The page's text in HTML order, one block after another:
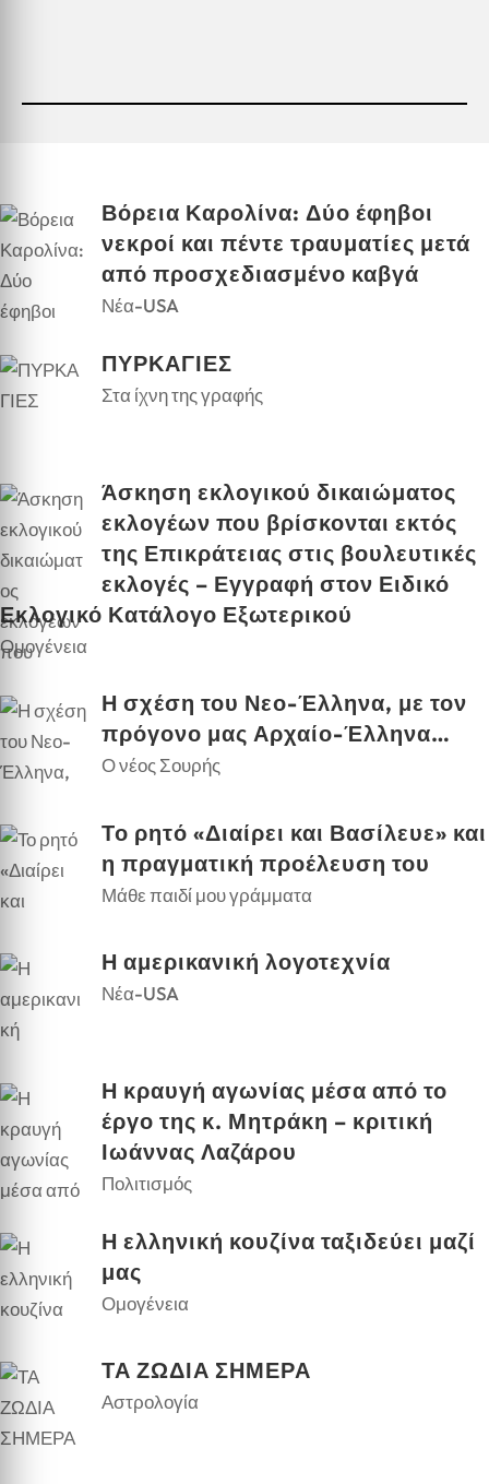
Βόρεια Καρολίνα: Δύο έφηβοι
νεκροί και πέντε τραυματίες μετά
από προσχεδιασμένο καβγά
Νέα-USA
ΠΥΡΚΑΓΙΕΣ
Στα ίχνη της γραφής
Άσκηση εκλογικού δικαιώματος
εκλογέων που βρίσκονται εκτός
της Επικράτειας στις βουλευτικές
εκλογές – Εγγραφή στον Ειδικό
Εκλογικό Κατάλογο Εξωτερικού
Ομογένεια
Η σχέση του Νεο-Έλληνα, με τον
πρόγονο μας Αρχαίο-Έλληνα…
Ο νέος Σουρής
Το ρητό «Διαίρει και Βασίλευε» και
η πραγματική προέλευση του
Μάθε παιδί μου γράμματα
Η αμερικανική λογοτεχνία
Νέα-USA
Η κραυγή αγωνίας μέσα από το
έργο της κ. Μητράκη – κριτική
Ιωάννας Λαζάρου
Πολιτισμός
Η ελληνική κουζίνα ταξιδεύει μαζί
μας
Ομογένεια
ΤΑ ΖΩΔΙΑ ΣΗΜΕΡΑ
Αστρολογία